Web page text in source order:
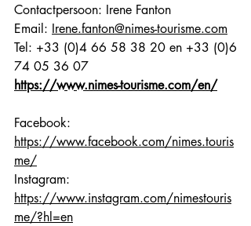
Contactpersoon: Irene Fanton
Email: Irene.fanton@nimes-tourisme.com
Tel: +33 (0)4 66 58 38 20 en +33 (0)6
74 05 36 07
https://www.nimes-tourisme.com/en/
https://www.facebook.com/nimes.touris
me/
https://www.instagram.com/nimestouris
me/?hl=en